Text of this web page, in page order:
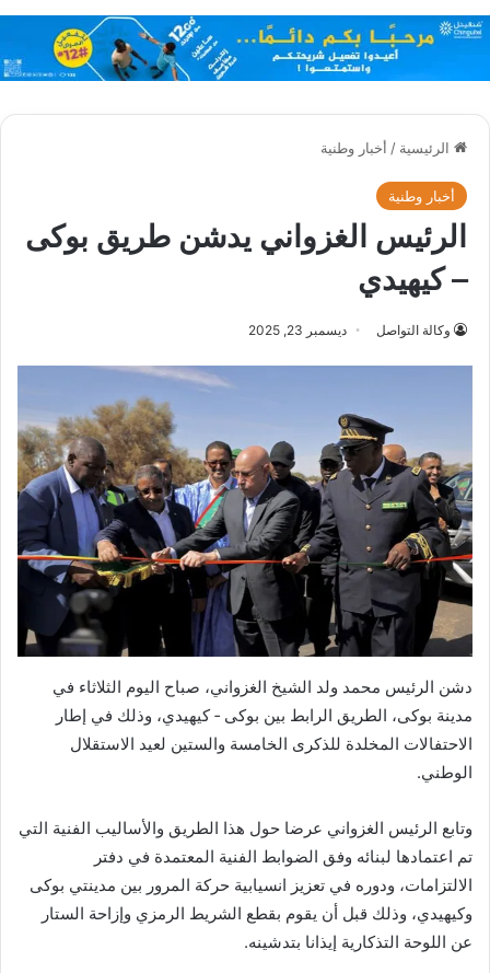
الرئيسية / أخبار وطنية
أخبار وطنية
الرئيس الغزواني يدشن طريق بوكى
– كيهيدي
وكالة التواصل ديسمبر 23, 2025
دشن الرئيس محمد ولد الشيخ الغزواني، صباح اليوم الثلاثاء في
مدينة بوكى، الطريق الرابط بين بوكى ‐ كيهيدي، وذلك في إطار
الاحتفالات المخلدة للذكرى الخامسة والستين لعيد الاستقلال
الوطني.
وتابع الرئيس الغزواني عرضا حول هذا الطريق والأساليب الفنية التي
تم اعتمادها لبنائه وفق الضوابط الفنية المعتمدة في دفتر
الالتزامات، ودوره في تعزيز انسيابية حركة المرور بين مدينتي بوكى
وكيهيدي، وذلك قبل أن يقوم بقطع الشريط الرمزي وإزاحة الستار
عن اللوحة التذكارية إيذانا بتدشينه.